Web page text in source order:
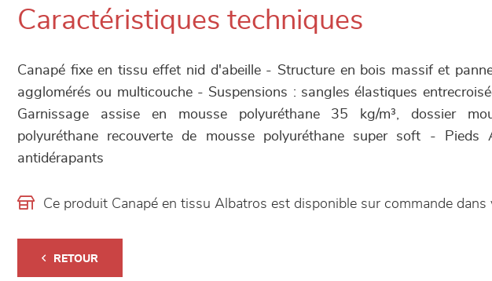
Caractéristiques techniques
Canapé fixe en tissu effet nid d'abeille - Structure en bois massif et
agglomérés ou multicouche - Suspensions : sangles élastiques
Garnissage assise en mousse polyuréthane 35 kg/m³, dossier
polyuréthane recouverte de mousse polyuréthane super soft - Pieds
antidérapants
Ce produit Canapé en tissu Albatros est disponible sur commande dans
RETOUR